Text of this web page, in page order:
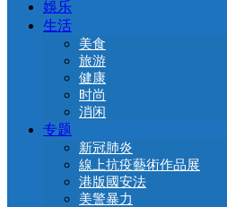
娛乐
生活
美食
旅游
健康
时尚
消闲
专题
新冠肺炎
線上抗疫藝術作品展
港版國安法
美警暴力